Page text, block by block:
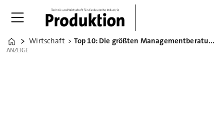
Home
Wirtschaft Top 10: Die größten Managementberatungen Deutschlands
ANZEIGE
ANZEIGE